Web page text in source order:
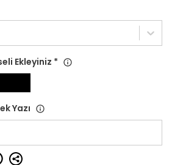
Ekleyiniz *
Yazı